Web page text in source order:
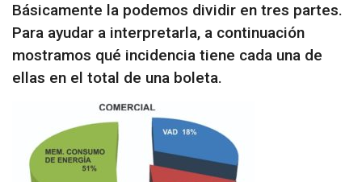
Básicamente la podemos dividir en tres partes.
Para ayudar a interpretarla, a continuación
mostramos qué incidencia tiene cada una de
ellas en el total de una boleta.